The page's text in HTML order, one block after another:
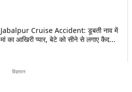
Jabalpur Cruise Accident: डूबती नाव में
मां का आखिरी प्यार, बेटे को सीने से लगाए कैद...
विज्ञापन